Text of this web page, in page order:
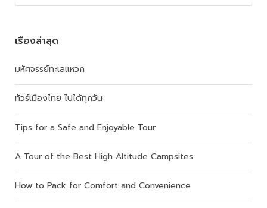
เรื่องล่าสุด
มหัศจรรย์ทะเลแหวก
ทัวร์เมืองไทย ไปได้ทุกวัน
Tips for a Safe and Enjoyable Tour
A Tour of the Best High Altitude Campsites
How to Pack for Comfort and Convenience